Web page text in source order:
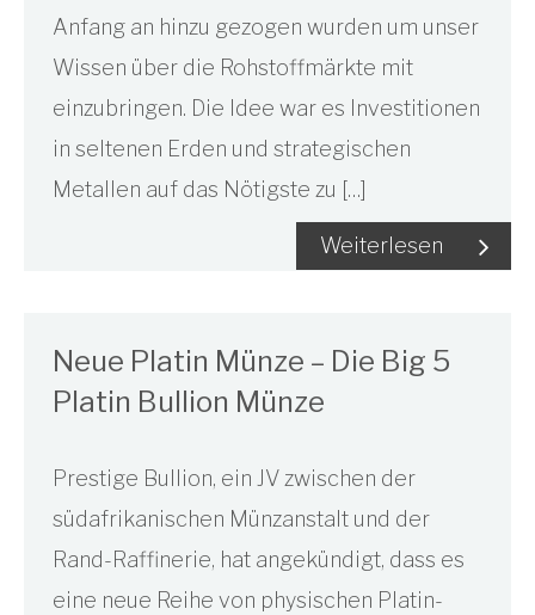
Anfang an hinzu gezogen wurden um unser
Wissen über die Rohstoffmärkte mit
einzubringen. Die Idee war es Investitionen
in seltenen Erden und strategischen
Metallen auf das Nötigste zu […]
Weiterlesen
Neue Platin Münze – Die Big 5
Platin Bullion Münze
Prestige Bullion, ein JV zwischen der
südafrikanischen Münzanstalt und der
Rand-Raffinerie, hat angekündigt, dass es
eine neue Reihe von physischen Platin-